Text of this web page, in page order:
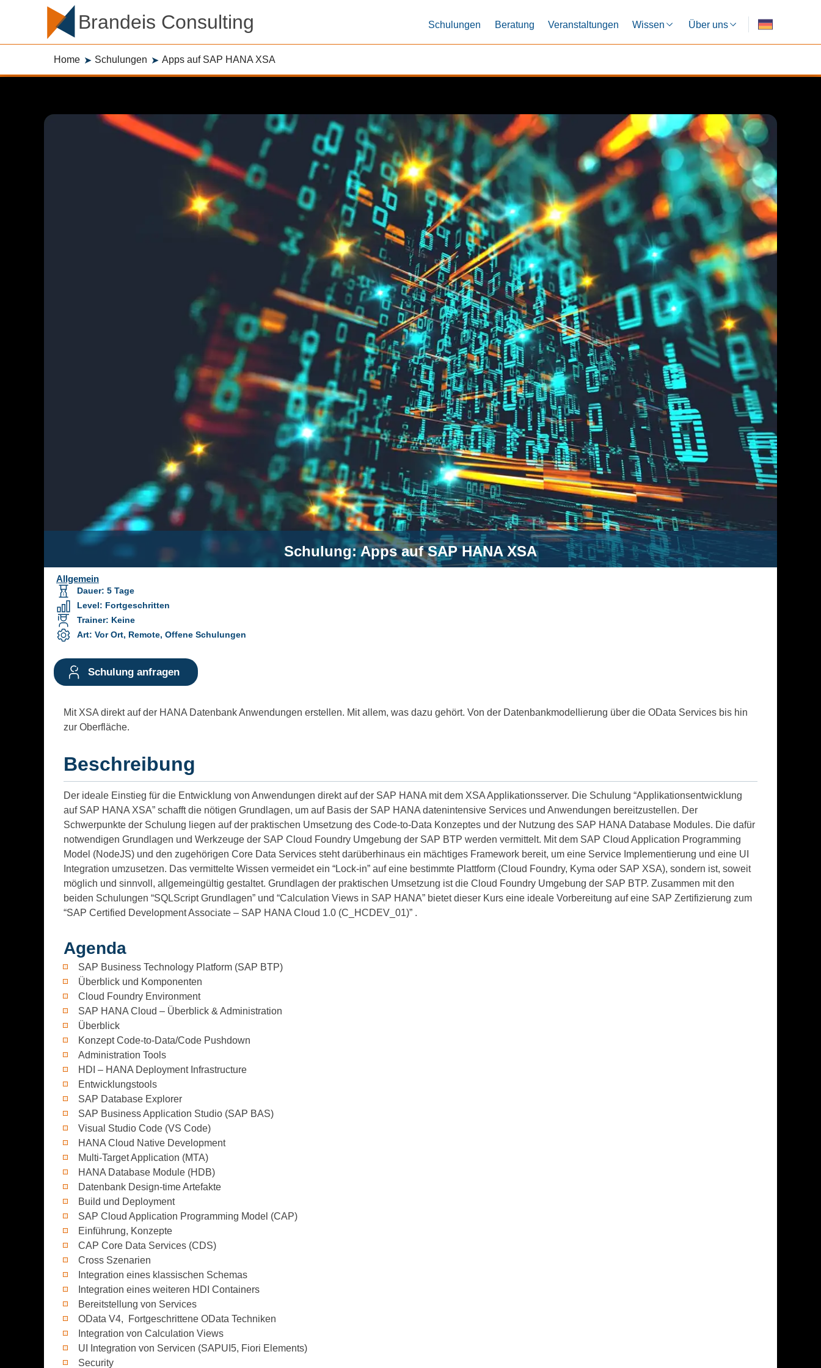
Brandeis Consulting Schulungen Beratung Veranstaltungen Wissen Über uns
Home ➤ Schulungen ➤ Apps auf SAP HANA XSA
Schulung: Apps auf SAP HANA XSA
Allgemein
Dauer: 5 Tage
Level : Fortgeschritten
Trainer: Keine
Art: Vor Ort, Remote, Offene Schulungen
Schulung anfragen
Mit XSA direkt auf der HANA Datenbank Anwendungen erstellen. Mit allem, was dazu gehört. Von der Datenbankmodellierung über die OData Services bis hin
zur Oberfläche.
Beschreibung
Der ideale Einstieg für die Entwicklung von Anwendungen direkt auf der SAP HANA mit dem XSA Applikationsserver. Die Schulung “Applikationsentwicklung
auf SAP HANA XSA” schafft die nötigen Grundlagen, um auf Basis der SAP HANA datenintensive Services und Anwendungen bereitzustellen. Der
Schwerpunkte der Schulung liegen auf der praktischen Umsetzung des Code-to-Data Konzeptes und der Nutzung des SAP HANA Database Modules. Die dafür
notwendigen Grundlagen und Werkzeuge der SAP Cloud Foundry Umgebung der SAP BTP werden vermittelt. Mit dem SAP Cloud Application Programming
Model (NodeJS) und den zugehörigen Core Data Services steht darüberhinaus ein mächtiges Framework bereit, um eine Service Implementierung und eine UI
Integration umzusetzen. Das vermittelte Wissen vermeidet ein “Lock-in” auf eine bestimmte Plattform (Cloud Foundry, Kyma oder SAP XSA), sondern ist, soweit
möglich und sinnvoll, allgemeingültig gestaltet. Grundlagen der praktischen Umsetzung ist die Cloud Foundry Umgebung der SAP BTP. Zusammen mit den
beiden Schulungen “SQLScript Grundlagen” und “Calculation Views in SAP HANA” bietet dieser Kurs eine ideale Vorbereitung auf eine SAP Zertifizierung zum
“SAP Certified Development Associate – SAP HANA Cloud 1.0 (C_HCDEV_01)” .
Agenda
SAP Business Technology Platform (SAP BTP)
Überblick und Komponenten
Cloud Foundry Environment
SAP HANA Cloud – Überblick & Administration
Überblick
Konzept Code-to-Data/Code Pushdown
Administration Tools
HDI – HANA Deployment Infrastructure
Entwicklungstools
SAP Database Explorer
SAP Business Application Studio (SAP BAS)
Visual Studio Code (VS Code)
HANA Cloud Native Development
Multi-Target Application (MTA)
HANA Database Module (HDB)
Datenbank Design-time Artefakte
Build und Deployment
SAP Cloud Application Programming Model (CAP)
Einführung, Konzepte
CAP Core Data Services (CDS)
Cross Szenarien
Integration eines klassischen Schemas
Integration eines weiteren HDI Containers
Bereitstellung von Services
OData V4, Fortgeschrittene OData Techniken
Integration von Calculation Views
UI Integration von Servicen (SAPUI5, Fiori Elements)
Security